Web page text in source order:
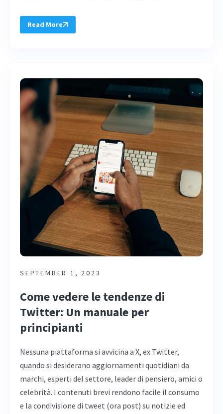
Read More
SEPTEMBER 1, 2023
Come vedere le tendenze di
Twitter: Un manuale per
principianti
Nessuna piattaforma si avvicina a X, ex Twitter,
quando si desiderano aggiornamenti quotidiani da
marchi, esperti del settore, leader di pensiero, amici o
celebrità. I contenuti brevi rendono facile il consumo
e la condivisione di tweet (ora post) su notizie ed